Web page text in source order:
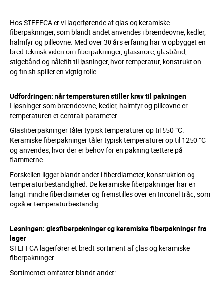
Hos STEFFCA er vi lagerførende af glas og keramiske
fiberpakninger, som blandt andet anvendes i brændeovne, kedler,
halmfyr og pilleovne. Med over 30 års erfaring har vi opbygget en
bred teknisk viden om fiberpakninger, glassnore, glasbånd,
stigebånd og nålefilt til løsninger, hvor temperatur, konstruktion
og finish spiller en vigtig rolle.
Udfordringen: når temperaturen stiller krav til pakningen
I løsninger som brændeovne, kedler, halmfyr og pilleovne er
temperaturen et centralt parameter.
Glasfiberpakninger tåler typisk temperaturer op til 550 °C.
Keramiske fiberpakninger tåler typisk temperaturer op til 1250 °C
og anvendes, hvor der er behov for en pakning tættere på
flammerne.
Forskellen ligger blandt andet i fiberdiameter, konstruktion og
temperaturbestandighed. De keramiske fiberpakninger har en
langt mindre fiberdiameter og fremstilles over en Inconel tråd, som
også er temperaturbestandig.
Løsningen: glasfiberpakninger og keramiske fiberpakninger fra
lager
STEFFCA lagerfører et bredt sortiment af glas og keramiske
fiberpakninger.
Sortimentet omfatter blandt andet: